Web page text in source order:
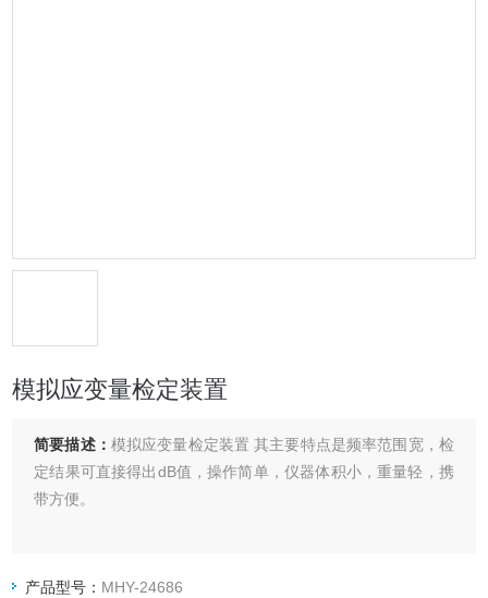
模拟应变量检定装置
简要描述： 模拟应变量检定装置 其主要特点是频率范围宽，检
定结果可直接得出dB值，操作简单，仪器体积小，重量轻，携
带方便。
产品型号： MHY-24686